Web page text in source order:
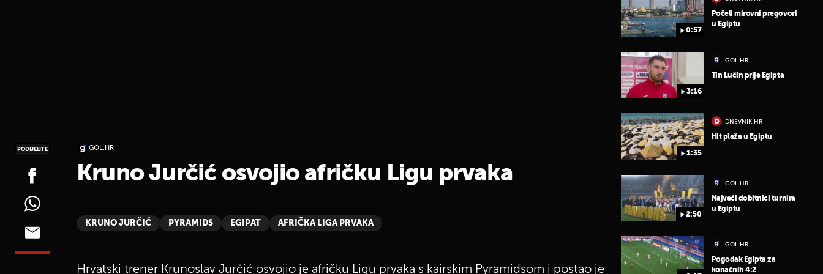
PODIJELITE GOL.HR
Kruno Jurčić osvojio afričku Ligu prvaka
KRUNO JURČIĆ PYRAMIDS EGIPAT AFRIČKA LIGA PRVAKA
Hrvatski trener Krunoslav Jurčić osvojio je afričku Ligu prvaka s kairskim Pyramidsom i postao je
0:57
Počeli mirovni pregovori
u Egiptu
3:16
GOL.HR
Tin Lučin prije Egipta
1:35
DNEVNIK.HR
Hit plaža u Egiptu
2:50
GOL.HR
Najveći dobitnici turnira
u Egiptu
GOL.HR
Pogodak Egipta za
konačnih 4:2